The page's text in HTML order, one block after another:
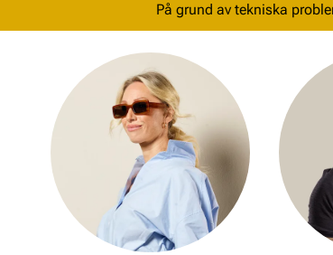
På grund av tekniska